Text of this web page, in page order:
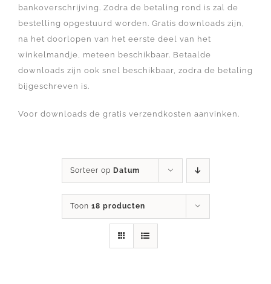
bankoverschrijving. Zodra de betaling rond is zal de
bestelling opgestuurd worden. Gratis downloads zijn,
na het doorlopen van het eerste deel van het
winkelmandje, meteen beschikbaar. Betaalde
downloads zijn ook snel beschikbaar, zodra de betaling
bijgeschreven is.
Voor downloads de gratis verzendkosten aanvinken.
Sorteer op Datum
Toon 18 producten